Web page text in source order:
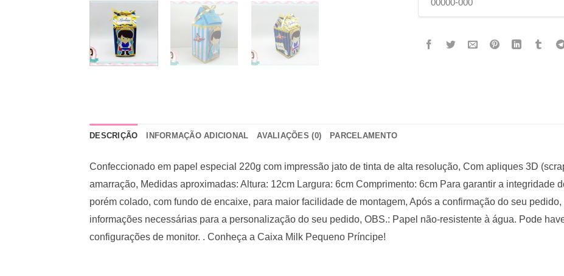
DESCRIÇÃO INFORMAÇÃO ADICIONAL AVALIAÇÕES (0) PARCELAMENTO
Confeccionado em papel especial 220g com impressão jato de tinta de alta resolução, Com apliques 3D
amarração, Medidas aproximadas: Altura: 12cm Largura: 6cm Comprimento: 6cm Para garantir a integridade
porém colado, com fundo de encaixe, para maior facilidade de montagem, Após a confirmação do seu
informações necessárias para a personalização do seu pedido, OBS.: Papel não-resistente à água. Pode
configurações de monitor. . Conheça a Caixa Milk Pequeno Príncipe!